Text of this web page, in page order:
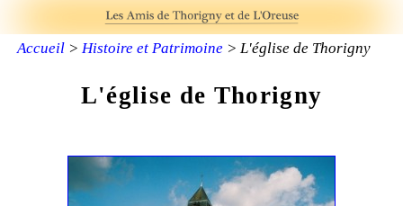
Accueil> Histoire et Patrimoine> L'église de Thorigny
L'église de Thorigny